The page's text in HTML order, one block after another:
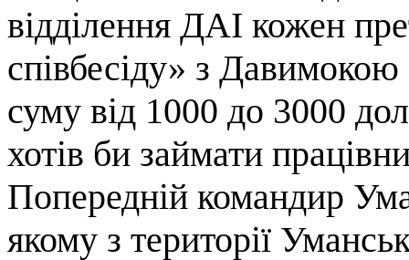
відділення ДАІ кожен
співбесіду» з
суму від 1000 до 3000
хотів би займати
Попередній командир
якому з території